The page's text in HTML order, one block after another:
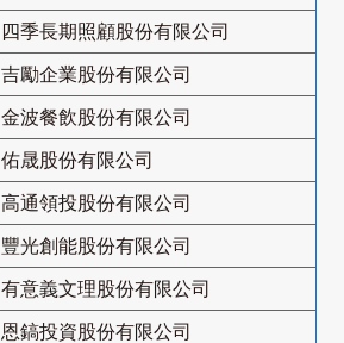
四季長期照顧股份有限公司
吉勵企業股份有限公司
金波餐飲股份有限公司
佑晟股份有限公司
高通領投股份有限公司
豐光創能股份有限公司
有意義文理股份有限公司
恩鎬投資股份有限公司